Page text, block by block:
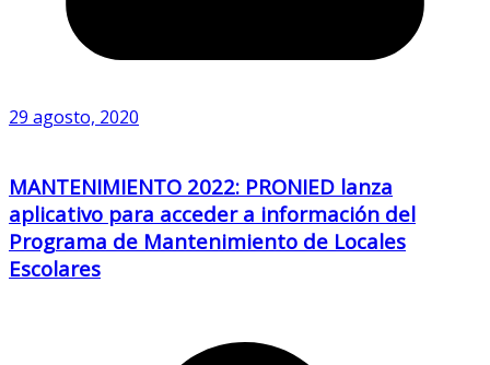
29 agosto, 2020
MANTENIMIENTO 2022: PRONIED lanza
aplicativo para acceder a información del
Programa de Mantenimiento de Locales
Escolares